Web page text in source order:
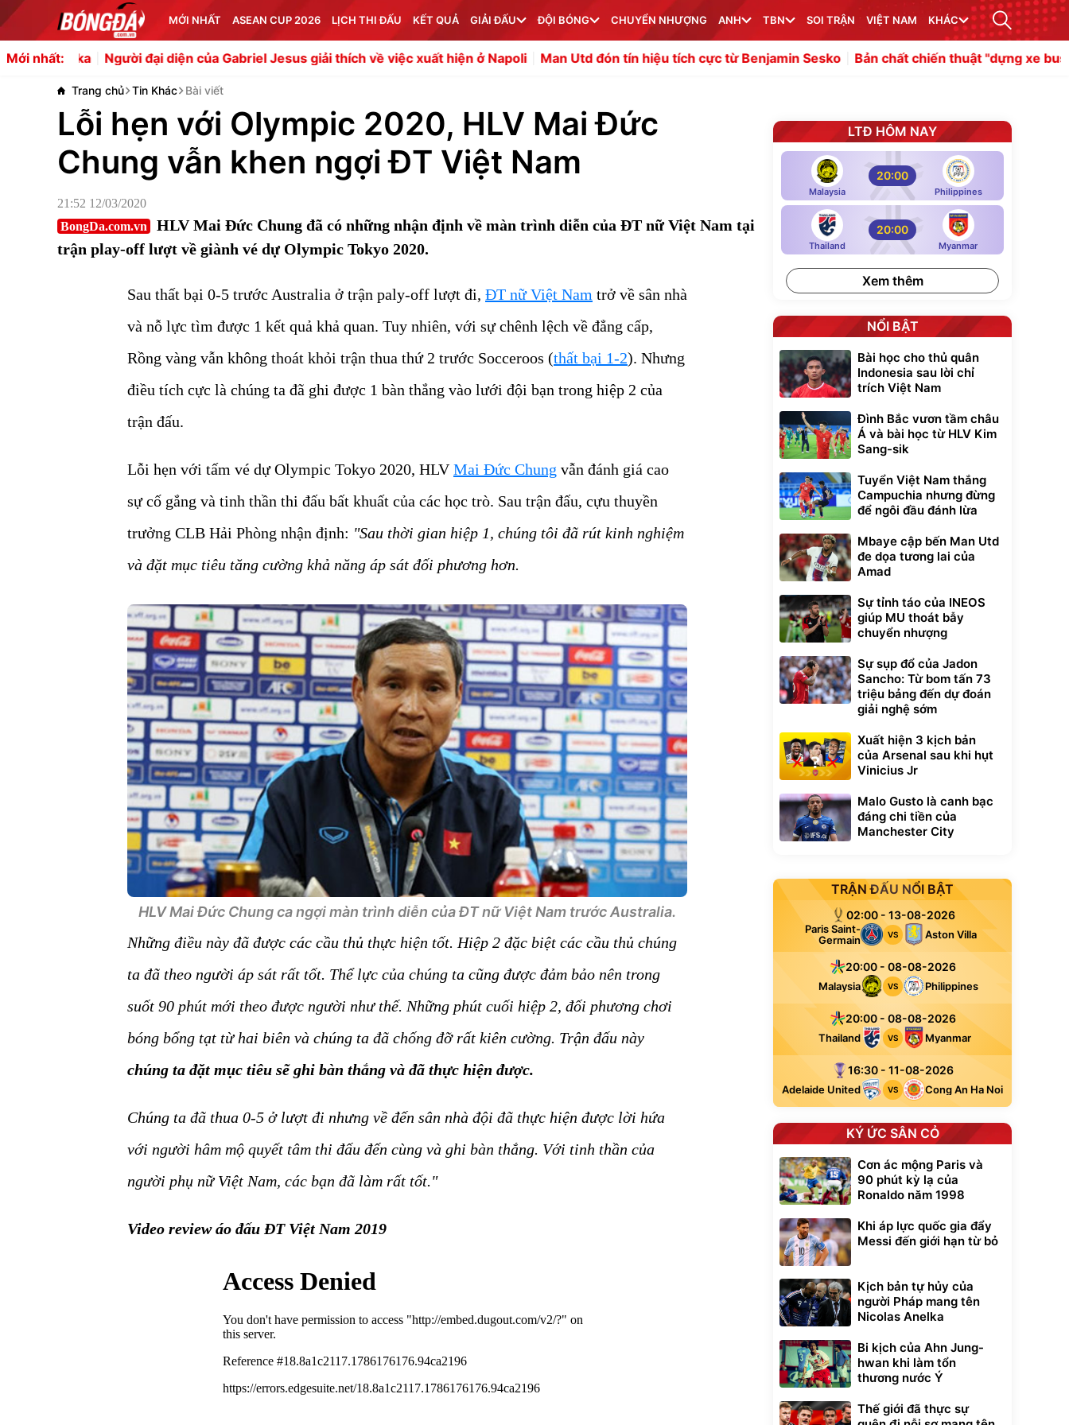
MỚI NHẤT ASEAN CUP 2026 LỊCH THI ĐẤU KẾT QUẢ GIẢI ĐẤU ĐỘI BÓNG CHUYỂN NHƯỢNG ANH TBN SOI TRẬN VIỆT NAM KHÁC
Mới nhất:
Người đại diện của Gabriel Jesus giải thích về việc xuất hiện ở Napoli Man Utd đón tín hiệu tích cực từ Benjamin Sesko Bản chất chiến thuật "dựng xe bus" trong bóng đá
Trang chủ Tin Khác Bài viết
Lỗi hẹn với Olympic 2020, HLV Mai Đức
Chung vẫn khen ngợi ĐT Việt Nam
21:52 12/03/2020
BongDa.com.vn
HLV Mai Đức Chung đã có những nhận định về màn trình diễn của ĐT nữ Việt Nam tại
trận play-off lượt về giành vé dự Olympic Tokyo 2020.
Sau thất bại 0-5 trước Australia ở trận paly-off lượt đi, ĐT nữ Việt Nam trở về sân nhà
và nỗ lực tìm được 1 kết quả khả quan. Tuy nhiên, với sự chênh lệch về đẳng cấp,
Rồng vàng vẫn không thoát khỏi trận thua thứ 2 trước Socceroos (thất bại 1-2). Nhưng
điều tích cực là chúng ta đã ghi được 1 bàn thắng vào lưới đội bạn trong hiệp 2 của
trận đấu.
Lỗi hẹn với tấm vé dự Olympic Tokyo 2020, HLVMai Đức Chung vẫn đánh giá cao
sự cố gắng và tinh thần thi đấu bất khuất của các học trò. Sau trận đấu, cựu thuyền
trưởng CLB Hải Phòng nhận định: "Sau thời gian hiệp 1, chúng tôi đã rút kinh nghiệm
và đặt mục tiêu tăng cường khả năng áp sát đối phương hơn.
HLV Mai Đức Chung ca ngợi màn trình diễn của ĐT nữ Việt Nam trước Australia.
Những điều này đã được các cầu thủ thực hiện tốt. Hiệp 2 đặc biệt các cầu thủ chúng
ta đã theo người áp sát rất tốt. Thể lực của chúng ta cũng được đảm bảo nên trong
suốt 90 phút mới theo được người như thế. Những phút cuối hiệp 2, đối phương chơi
bóng bổng tạt từ hai biên và chúng ta đã chống đỡ rất kiên cường. Trận đấu này
chúng ta đặt mục tiêu sẽ ghi bàn thắng và đã thực hiện được.
Chúng ta đã thua 0-5 ở lượt đi nhưng về đến sân nhà đội đã thực hiện được lời hứa
với người hâm mộ quyết tâm thi đấu đến cùng và ghi bàn thắng. Với tinh thần của
người phụ nữ Việt Nam, các bạn đã làm rất tốt."
Video review áo đấu ĐT Việt Nam 2019
LTĐ HÔM NAY
Malaysia
20:00
Philippines
Thailand
20:00
Myanmar
Xem thêm
NỔI BẬT
Bài học cho thủ quân
Indonesia sau lời chỉ
trích Việt Nam
Đình Bắc vươn tầm châu
Á và bài học từ HLV Kim
Sang-sik
Tuyển Việt Nam thắng
Campuchia nhưng đừng
để ngôi đầu đánh lừa
Mbaye cập bến Man Utd
đe dọa tương lai của
Amad
Sự tỉnh táo của INEOS
giúp MU thoát bẫy
chuyển nhượng
Sự sụp đổ của Jadon
Sancho: Từ bom tấn 73
triệu bảng đến dự đoán
giải nghệ sớm
Xuất hiện 3 kịch bản
của Arsenal sau khi hụt
Vinicius Jr
Malo Gusto là canh bạc
đáng chi tiền của
Manchester City
TRẬN ĐẤU NỔI BẬT
02:00 - 13-08-2026
Paris Saint-
Germain
VS Aston Villa
20:00 - 08-08-2026
Malaysia VS Philippines
20:00 - 08-08-2026
Thailand VS Myanmar
16:30 - 11-08-2026
Adelaide United VS Cong An Ha Noi
KÝ ỨC SÂN CỎ
Cơn ác mộng Paris và
90 phút kỳ lạ của
Ronaldo năm 1998
Khi áp lực quốc gia đẩy
Messi đến giới hạn từ bỏ
Kịch bản tự hủy của
người Pháp mang tên
Nicolas Anelka
Bi kịch của Ahn Jung-
hwan khi làm tổn
thương nước Ý
Thế giới đã thực sự